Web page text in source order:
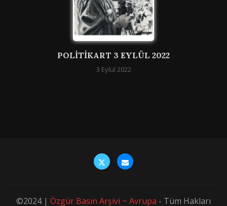
POLITIKART 3 EYLÜL 2022
3 Eylül 2022
©2024 | Özgür Basın Arşivi ~ Avrupa - Tüm Hakları